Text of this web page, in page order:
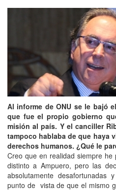
Al informe de ONU se le bajó
que fue el propio gobierno
misión al país. Y el canciller
tampoco hablaba de que haya
derechos humanos. ¿Qué le
Creo que en realidad siempre
distinto a Ampuero, pero las
absolutamente desafortunadas
punto de vista de que el mismo